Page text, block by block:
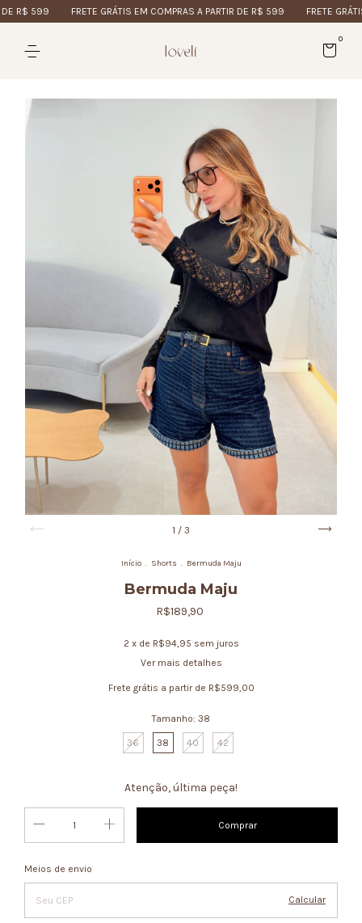
R$ 599 FRETE GRÁTIS EM COMPRAS A PARTIR DE R$ 599 FRETE GRÁTIS
0
1 / 3
Início . Shorts . Bermuda Maju
Bermuda Maju
R$189,90
2 x de R$94,95 sem juros
Ver mais detalhes
Frete grátis a partir de R$599,00
Tamanho: 38
36 38 40 42
Atenção, última peça!
Entregas para o CEP:
Meios de envio
Calcular